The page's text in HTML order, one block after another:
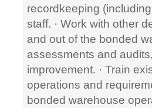
recordkeeping
staff. · Work with other
and out of the bonded
assessments and
improvement. · Train
operations and
bonded warehouse